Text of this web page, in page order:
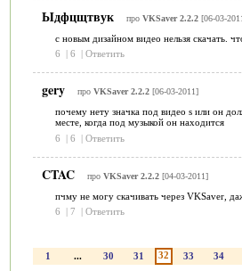
Ыдфцщтвук про VKSaver 2.2.2[06-03-
с новым дизайном видео нельзя скачать.
6
| 6 | Ответить
gery про VKSaver 2.2.2[06-03-2011]
почему нету значка под видео s или он
месте, когда под музыкой он находится
6
| 6 | Ответить
CTAC про VKSaver 2.2.2[04-03-2011]
пчму не могу скачивать через VKSaver,
6
| 7 | Ответить
1 ... 30 31 32 33 34